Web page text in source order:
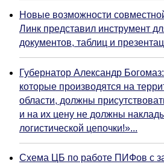
Новые возможности
Линк представил инструмент
документов, таблиц и
Губернатор Александр
которые производятся на
области, должны
и на их цену не должны
логистической цепочки!»...
Схема ЦБ по работе ПИФов с